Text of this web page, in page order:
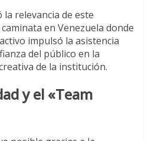
la relevancia de este
en Venezuela donde
impulsó la asistencia
del público en la
de la institución.
y el «Team